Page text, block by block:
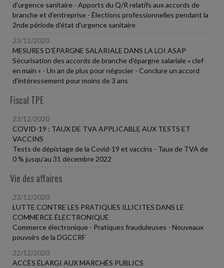
d'urgence sanitaire - Apports du Q/R relatifs aux accords de
branche et d'entreprise - Élections professionnelles pendant la
2nde période d'état d'urgence sanitaire
23/12/2020
MESURES D'ÉPARGNE SALARIALE DANS LA LOI ASAP
Sécurisation des accords de branche d'épargne salariale « clef
en main » - Un an de plus pour négocier - Conclure un accord
d'intéressement pour moins de 3 ans
Fiscal TPE
23/12/2020
COVID-19 : TAUX DE TVA APPLICABLE AUX TESTS ET
VACCINS
Tests de dépistage de la Covid-19 et vaccins - Taux de TVA de
0 % jusqu'au 31 décembre 2022
Vie des affaires
23/12/2020
LUTTE CONTRE LES PRATIQUES ILLICITES DANS LE
COMMERCE ÉLECTRONIQUE
Commerce électronique - Pratiques frauduleuses - Nouveaux
pouvoirs de la DGCCRF
22/12/2020
ACCÈS ÉLARGI AUX MARCHÉS PUBLICS